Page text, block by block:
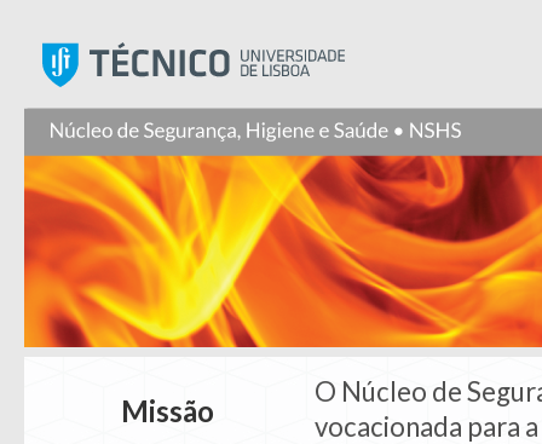
Missão
O Núcleo de
vocacionada para